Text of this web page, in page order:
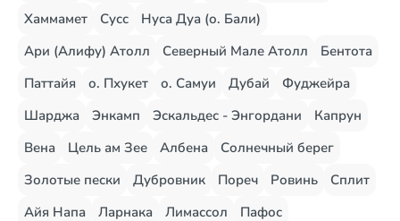
Хаммамет
Сусс
Нуса Дуа (о. Бали)
Ари (Алифу) Атолл
Северный Мале Атолл
Бентота
Паттайя
о. Пхукет о. Самуи Дубай
Фуджейра
Шарджа
Энкамп Эскальдес - Энгордани
Капрун
Вена
Цель ам Зее Албена
Солнечный берег
Золотые пески
Дубровник Пореч Ровинь
Сплит
Айя Напа
Ларнака Лимассол
Пафос